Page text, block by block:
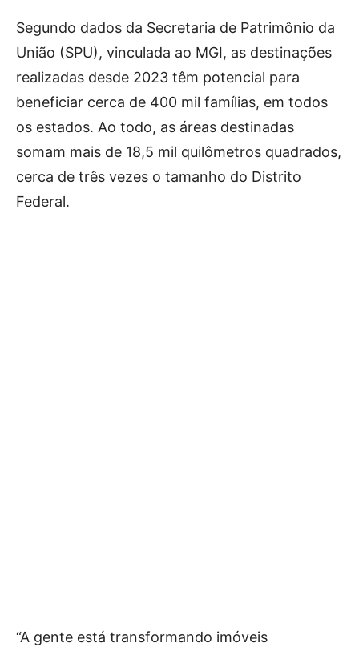
Segundo dados da Secretaria de Patrimônio da
União (SPU), vinculada ao MGI, as destinações
realizadas desde 2023 têm potencial para
beneficiar cerca de 400 mil famílias, em todos
os estados. Ao todo, as áreas destinadas
somam mais de 18,5 mil quilômetros quadrados,
cerca de três vezes o tamanho do Distrito
Federal.
“A gente está transformando imóveis